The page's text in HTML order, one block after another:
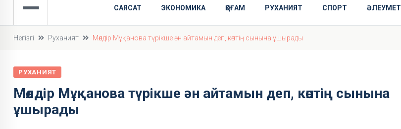
САЯСАТ ЭКОНОМИКА ҚОҒАМ РУХАНИЯТ СПОРТ ӘЛЕУМЕТ
Негізгі Руханият Мөлдір Мұқанова түрікше ән айтамын деп, көптің сынына ұшырады
РУХАНИЯТ
Мөлдір Мұқанова түрікше ән айтамын деп, көптің сынына
ұшырады